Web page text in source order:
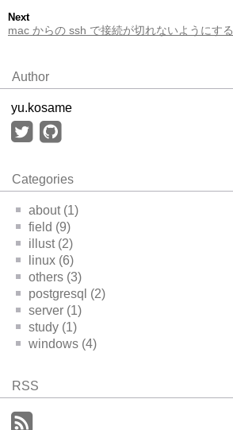
Next
mac からの ssh で接続が切れないようにする
Author
yu.kosame
Categories
about (1)
field (9)
illust (2)
linux (6)
others (3)
postgresql (2)
server (1)
study (1)
windows (4)
RSS